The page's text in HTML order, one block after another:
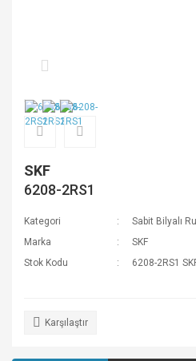
SKF
6208-2RS1
Kategori
Sabit Bilyalı
Marka
SKF
Stok Kodu
6208-2RS1
Karşılaştır